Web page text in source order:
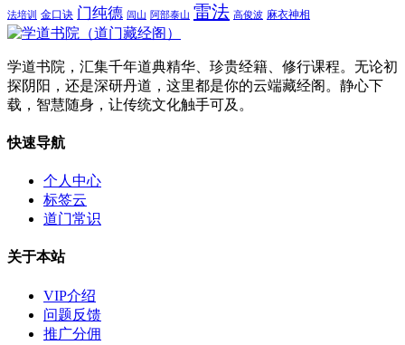
法培训 金口诀 门纯德 闾山 阿部泰山 雷法 高俊波 麻衣神相
学道书院，汇集千年道典精华、珍贵经籍、修行课程。无论初
探阴阳，还是深研丹道，这里都是你的云端藏经阁。静心下
载，智慧随身，让传统文化触手可及。
快速导航
个人中心
标签云
道门常识
关于本站
VIP介绍
问题反馈
推广分佣